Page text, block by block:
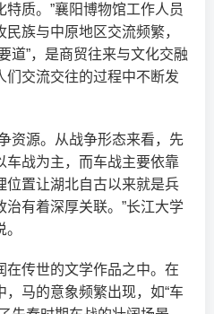
质。”襄阳博物馆工作人员
族与中原地区交流频繁，
道”，是商贸往来与文化交融
们交流交往的过程中不断发
资源。从战争形态来看，先
车战为主，而车战主要依靠
位置让湖北自古以来就是兵
有着深厚关联。”长江大学
在传世的文学作品之中。在
马的意象频繁出现，如“车